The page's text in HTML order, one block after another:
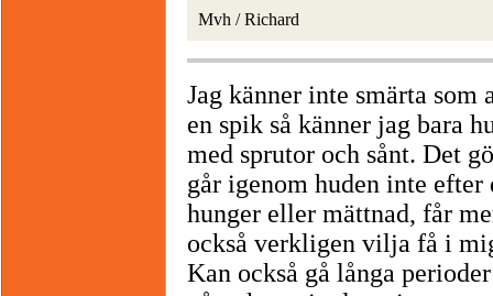
Mvh / Richard
Jag känner inte smärta som
en spik så känner jag bara
med sprutor och sånt. Det
går igenom huden inte
hunger eller mättnad, får
också verkligen vilja få i
Kan också gå långa